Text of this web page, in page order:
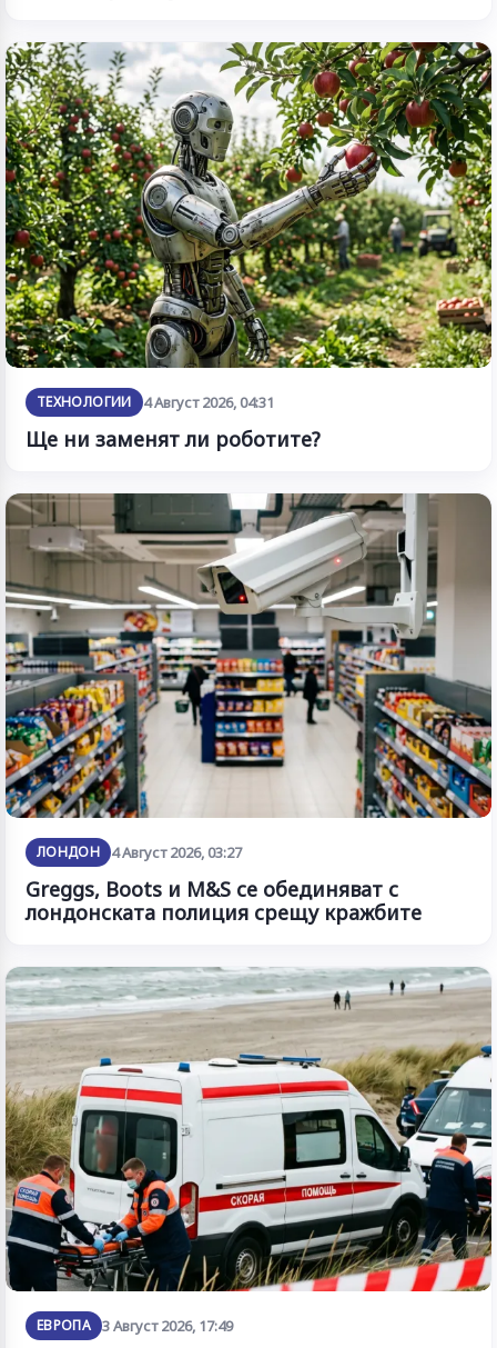
ТЕХНОЛОГИИ 4 Август 2026, 04:31
Ще ни заменят ли роботите?
ЛОНДОН 4 Август 2026, 03:27
Greggs, Boots и M&S се обединяват с
лондонската полиция срещу кражбите
ЕВРОПА 3 Август 2026, 17:49